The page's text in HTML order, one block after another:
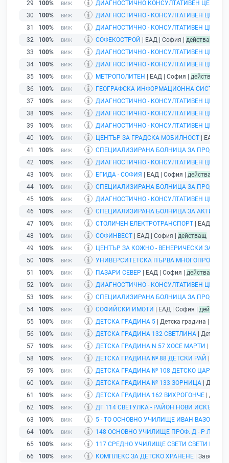
29
100%
ДИАГНОСТИЧНО КОНСУЛТАТИВЕН ЦЕНТЪР
30
100%
ДИАГНОСТИЧНО - КОНСУЛТАТИВЕН
31
100%
ДИАГНОСТИЧНО - КОНСУЛТАТИВЕН
32
100% СОФЕКОСТРОЙ | ЕАД | София | действащ
33
100%
ДИАГНОСТИЧНО - КОНСУЛТАТИВЕН
34
100%
ДИАГНОСТИЧНО - КОНСУЛТАТИВЕН
35
100% МЕТРОПОЛИТЕН | ЕАД | София | действащ
36
100%
ГЕОГРАФСКА ИНФОРМАЦИОННА СИСТЕМА
37
100%
ДИАГНОСТИЧНО - КОНСУЛТАТИВЕН
38
100%
ДИАГНОСТИЧНО - КОНСУЛТАТИВЕН
39
100%
ДИАГНОСТИЧНО - КОНСУЛТАТИВЕН ЦЕНТЪР
40
100% ЦЕНТЪР ЗА ГРАДСКА МОБИЛНОСТ | ЕАД |
41
100%
СПЕЦИАЛИЗИРАНА БОЛНИЦА ЗА
42
100%
ДИАГНОСТИЧНО - КОНСУЛТАТИВЕН ЦЕНТЪР
43
100% ЕГИДА - СОФИЯ | ЕАД | София | действащ
44
100%
СПЕЦИАЛИЗИРАНА БОЛНИЦА ЗА
45
100%
ДИАГНОСТИЧНО - КОНСУЛТАТИВЕН
46
100%
СПЕЦИАЛИЗИРАНА БОЛНИЦА ЗА
47
100% СТОЛИЧЕН ЕЛЕКТРОТРАНСПОРТ | ЕАД |
48
100% СОФИНВЕСТ | ЕАД | София | действащ
49
100%
ЦЕНТЪР ЗА КОЖНО - ВЕНЕРИЧЕСКИ
50
100%
УНИВЕРСИТЕТСКА ПЪРВА
51
100% ПАЗАРИ СЕВЕР | ЕАД | София | действащ
52
100%
ДИАГНОСТИЧНО - КОНСУЛТАТИВЕН
53
100%
СПЕЦИАЛИЗИРАНА БОЛНИЦА ЗА
54
100% СОФИЙСКИ ИМОТИ | ЕАД | София | действащ
55
100% ДЕТСКА ГРАДИНА 5 | Детска градина | гр.
56
100% ДЕТСКА ГРАДИНА 132 СВЕТЛИНА | Детска
57
100% ДЕТСКА ГРАДИНА N 57 ХОСЕ МАРТИ
58
100% ДЕТСКА ГРАДИНА № 88 ДЕТСКИ РАЙ
59
100% ДЕТСКА ГРАДИНА № 108 ДЕТСКО ЦАРСТВО
60
100% ДЕТСКА ГРАДИНА № 133 ЗОРНИЦА |
61
100% ДЕТСКА ГРАДИНА 162 ВИХРОГОНЧЕ |
62
100% ДГ 114 СВЕТУЛКА - РАЙОН НОВИ ИСКЪР
63
100% 5 - ТО ОСНОВНО УЧИЛИЩЕ ИВАН ВАЗОВ
64
100%
148 ОСНОВНО УЧИЛИЩЕ ПРОФ. Д - Р
65
100%
117 СРЕДНО УЧИЛИЩЕ СВЕТИ СВЕТИ
66
100% КОМПЛЕКС ЗА ДЕТСКО ХРАНЕНЕ |